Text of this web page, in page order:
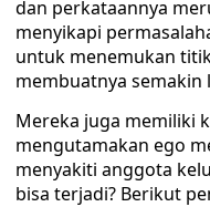
dan perkataannya
menyikapi
untuk menemukan
membuatnya semakin
Mereka juga memiliki
mengutamakan ego
menyakiti anggota
bisa terjadi? Berikut